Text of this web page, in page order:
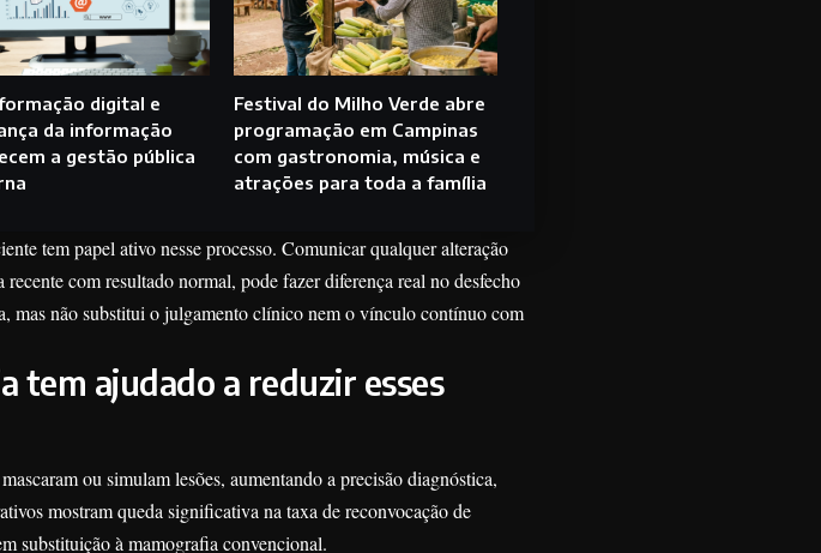
digital e
da informação
a gestão pública
Festival do Milho Verde abre
programação em Campinas
com gastronomia, música e
atrações para toda a família
tem papel ativo nesse processo. Comunicar qualquer alteração
com resultado normal, pode fazer diferença real no desfecho
mas não substitui o julgamento clínico nem o vínculo contínuo com
tem ajudado a reduzir esses
ou simulam lesões, aumentando a precisão diagnóstica,
mostram queda significativa na taxa de reconvocação de
substituição à mamografia convencional.